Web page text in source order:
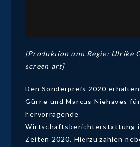
[Produktion und Regie: Ulrike
screen art]
Den Sonderpreis 2020 erhalten
Gürne und Marcus Niehaves
hervorragende
Wirtschaftsberichterstattung
Zeiten 2020. Hierzu zählen